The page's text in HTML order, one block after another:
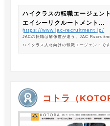
ハイクラスの転職エージェ
エイシーリクルートメント...
https://www.jac-recruitment.jp/
JACの転職は解像度が違う。JAC
ハイクラス人材向けの転職エージェントで
コトラ（